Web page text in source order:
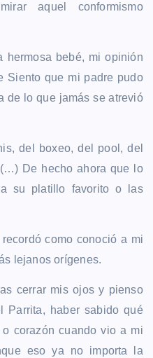
aquel conformismo
hermosa bebé, mi opinión
Siento que mi padre pudo
de lo que jamás se atrevió
del boxeo, del pool, del
De hecho ahora que lo
su platillo favorito o las
como conoció a mi
lejanos orígenes.
cerrar mis ojos y pienso
Parrita, haber sabido qué
corazón cuando vio a mi
eso ya no importa la